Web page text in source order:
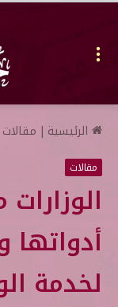
الرئيسية | مقالات
مقالات
أدواتها
لخدمة